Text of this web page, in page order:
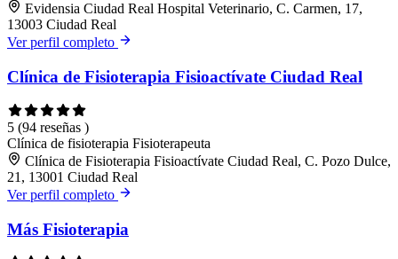
Evidensia Ciudad Real Hospital Veterinario, C. Carmen, 17,
13003 Ciudad Real
Ver perfil completo
Clínica de Fisioterapia Fisioactívate Ciudad Real
5 (94 reseñas )
Clínica de fisioterapia Fisioterapeuta
Clínica de Fisioterapia Fisioactívate Ciudad Real, C. Pozo Dulce,
21, 13001 Ciudad Real
Ver perfil completo
Más Fisioterapia